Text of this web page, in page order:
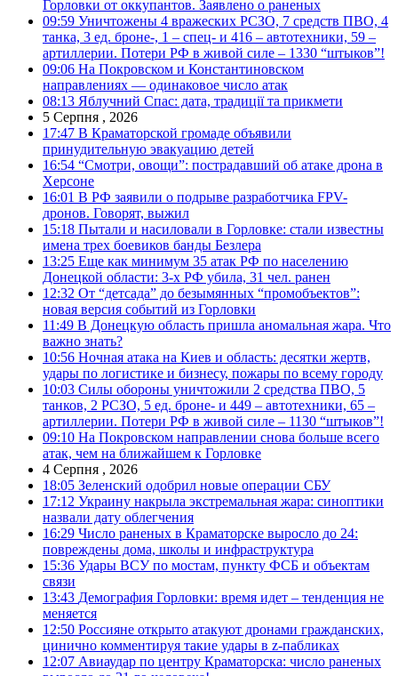
Горловки от оккупантов. Заявлено о раненых
09:59 Уничтожены 4 вражеских РСЗО, 7 средств ПВО, 4
танка, 3 ед. броне-, 1 – спец- и 416 – автотехники, 59 –
артиллерии. Потери РФ в живой силе – 1330 “штыков”!
09:06 На Покровском и Константиновском
направлениях — одинаковое число атак
08:13 Яблучний Спас: дата, традиції та прикмети
5 Серпня , 2026
17:47 В Краматорской громаде объявили
принудительную эвакуацию детей
16:54 “Смотри, овощи”: пострадавший об атаке дрона в
Херсоне
16:01 В РФ заявили о подрыве разработчика FPV-
дронов. Говорят, выжил
15:18 Пытали и насиловали в Горловке: стали известны
имена трех боевиков банды Безлера
13:25 Еще как минимум 35 атак РФ по населению
Донецкой области: 3-х РФ убила, 31 чел. ранен
12:32 От “детсада” до безымянных “промобъектов”:
новая версия событий из Горловки
11:49 В Донецкую область пришла аномальная жара. Что
важно знать?
10:56 Ночная атака на Киев и область: десятки жертв,
удары по логистике и бизнесу, пожары по всему городу
10:03 Силы обороны уничтожили 2 средства ПВО, 5
танков, 2 РСЗО, 5 ед. броне- и 449 – автотехники, 65 –
артиллерии. Потери РФ в живой силе – 1130 “штыков”!
09:10 На Покровском направлении снова больше всего
атак, чем на ближайшем к Горловке
4 Серпня , 2026
18:05 Зеленский одобрил новые операции СБУ
17:12 Украину накрыла экстремальная жара: синоптики
назвали дату облегчения
16:29 Число раненых в Краматорске выросло до 24:
повреждены дома, школы и инфраструктура
15:36 Удары ВСУ по мостам, пункту ФСБ и объектам
связи
13:43 Демография Горловки: время идет – тенденция не
меняется
12:50 Россияне открыто атакуют дронами гражданских,
цинично комментируя такие удары в z-пабликах
12:07 Авиаудар по центру Краматорска: число раненых